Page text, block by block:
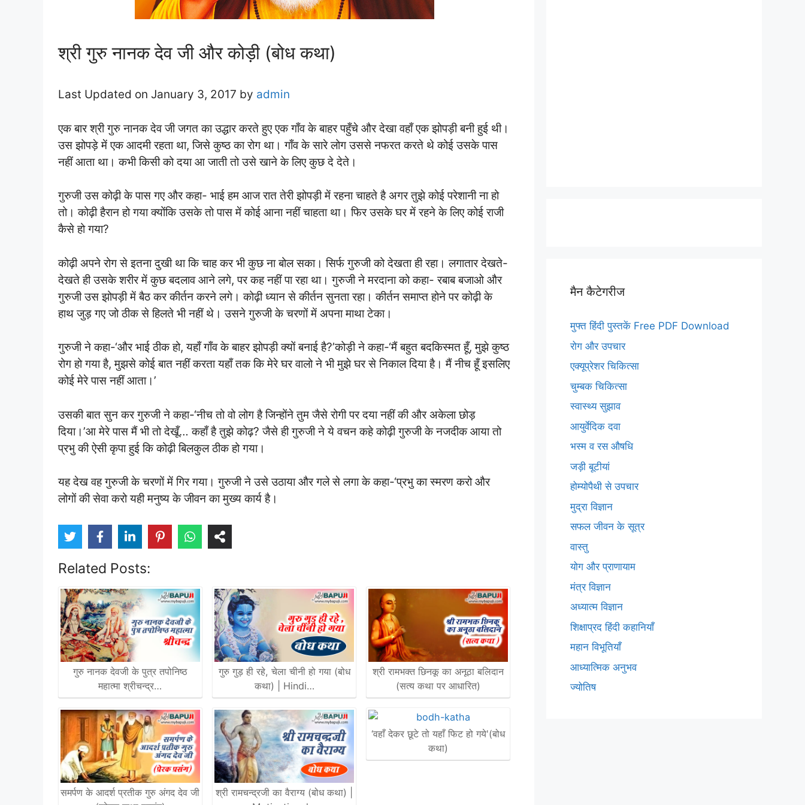
श्री गुरु नानक देव जी और कोड़ी (बोध कथा)
Last Updated on January 3, 2017 by admin
एक बार श्री गुरु नानक देव जी जगत का उद्धार करते हुए एक गाँव के बाहर पहुँचे और देखा वहाँ एक झोपड़ी बनी हुई थी।
उस झोपड़े में एक आदमी रहता था, जिसे कुष्‍ठ का रोग था। गाँव के सारे लोग उससे नफरत करते थे कोई उसके पास
नहीं आता था। कभी किसी को दया आ जाती तो उसे खाने के लिए कुछ दे देते।
गुरुजी उस कोढ़ी के पास गए और कहा- भाई हम आज रात तेरी झोपड़ी में रहना चाहते है अगर तुझे कोई परेशानी ना हो
तो। कोढ़ी हैरान हो गया क्योंकि उसके तो पास में कोई आना नहीं चाहता था। फिर उसके घर में रहने के लिए कोई राजी
कैसे हो गया?
कोढ़ी अपने रोग से इतना दुखी था कि चाह कर भी कुछ ना बोल सका। सिर्फ गुरुजी को देखता ही रहा। लगातार देखते-
देखते ही उसके शरीर में कुछ बदलाव आने लगे, पर कह नहीं पा रहा था। गुरुजी ने मरदाना को कहा- रबाब बजाओ और
गुरुजी उस झोपड़ी में बैठ कर कीर्तन करने लगे। कोढ़ी ध्यान से कीर्तन सुनता रहा। कीर्तन समाप्त होने पर कोढ़ी के
हाथ जुड़ गए जो ठीक से हिलते भी नहीं थे। उसने गुरुजी के चरणों में अपना माथा टेका।
गुरुजी ने कहा-‘और भाई ठीक हो, यहाँ गाँव के बाहर झोपड़ी क्यों बनाई है?’कोड़ी ने कहा-‘मैं बहुत बदकिस्मत हूँ, मुझे कुष्ठ
रोग हो गया है, मुझसे कोई बात नहीं करता यहाँ तक कि मेरे घर वालो ने भी मुझे घर से निकाल दिया है। मैं नीच हूँ इसलिए
कोई मेरे पास नहीं आता।’
उसकी बात सुन कर गुरुजी ने कहा-‘नीच तो वो लोग है जिन्होंने तुम जैसे रोगी पर दया नहीं की और अकेला छोड़
दिया।’आ मेरे पास मैं भी तो देखूँ… कहाँ है तुझे कोढ़? जैसे ही गुरुजी ने ये वचन कहे कोढ़ी गुरुजी के नजदीक आया तो
प्रभु की ऐसी कृपा हुई कि कोढ़ी बिलकुल ठीक हो गया।
यह देख वह गुरुजी के चरणों में गिर गया। गुरुजी ने उसे उठाया और गले से लगा के कहा-‘प्रभु का स्मरण करो और
लोगों की सेवा करो यही मनुष्य के जीवन का मुख्य कार्य है।
Related Posts:
गुरु नानक देवजी के पुत्र तपोनिष्ठ
महात्मा श्रीचन्द्र…
समर्पण के आदर्श प्रतीक गुरु अंगद देव जी
गुरु गुड़ ही रहे, चेला चीनी हो गया (बोध
कथा) | Hindi…
श्री रामचन्द्रजी का वैराग्य (बोध कथा) |
श्री रामभक्त छिनकू का अनूठा बलिदान
(सत्य कथा पर आधारित)
‘वहाँ देकर छूटे तो यहाँ फिट हो गये'(बोध
कथा)
मैन कैटेगरीज
मुफ्त हिंदी पुस्तकें Free PDF Download
रोग और उपचार
एक्यूप्रेशर चिकित्सा
चुम्बक चिकित्सा
स्वास्थ्य सुझाव
आयुर्वेदिक दवा
भस्म व रस औषधि
जड़ी बूटीयां
होम्योपैथी से उपचार
मुद्रा विज्ञान
सफल जीवन के सूत्र
वास्तु
योग और प्राणायाम
मंत्र विज्ञान
अध्यात्म विज्ञान
शिक्षाप्रद हिंदी कहानियाँ
महान विभूतियाँ
आध्यात्मिक अनुभव
ज्योतिष